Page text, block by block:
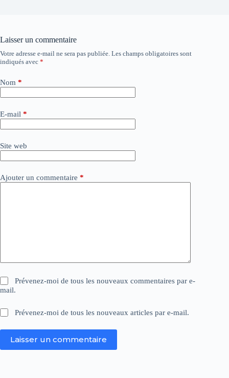
Laisser un commentaire
Votre adresse e-mail ne sera pas publiée. Les champs obligatoires sont
indiqués avec *
Nom *
E-mail *
Site web
Ajouter un commentaire *
Prévenez-moi de tous les nouveaux commentaires par e-
mail.
Prévenez-moi de tous les nouveaux articles par e-mail.
Laisser un commentaire
A
l
e
n
t
i
e